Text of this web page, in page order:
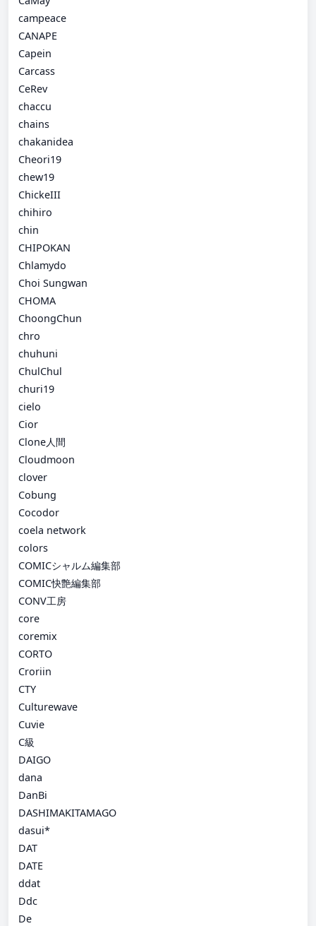
campeace
CANAPE
Capein
Carcass
CeRev
chaccu
chains
chakanidea
Cheori19
chew19
ChickeIII
chihiro
chin
CHIPOKAN
Chlamydo
Choi Sungwan
CHOMA
ChoongChun
chro
chuhuni
ChulChul
churi19
cielo
Cior
Clone人間
Cloudmoon
clover
Cobung
Cocodor
coela network
colors
COMICシャルム編集部
COMIC快艶編集部
CONV工房
core
coremix
CORTO
Croriin
CTY
Culturewave
Cuvie
C級
DAIGO
dana
DanBi
DASHIMAKITAMAGO
dasui*
DAT
DATE
ddat
Ddc
De